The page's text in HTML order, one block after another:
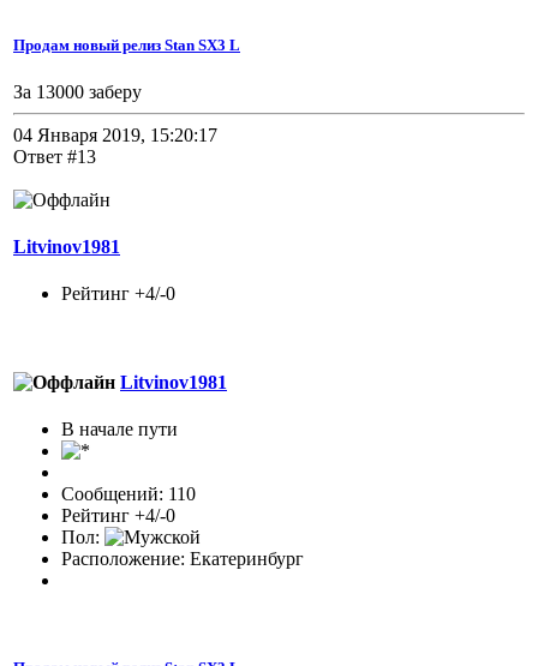
Продам новый релиз Stan SX3 L
За 13000 заберу
04 Января 2019, 15:20:17
Ответ #13
Litvinov1981
Рейтинг +4/-0
Litvinov1981
В начале пути
Сообщений: 110
Рейтинг +4/-0
Пол:
Расположение: Екатеринбург